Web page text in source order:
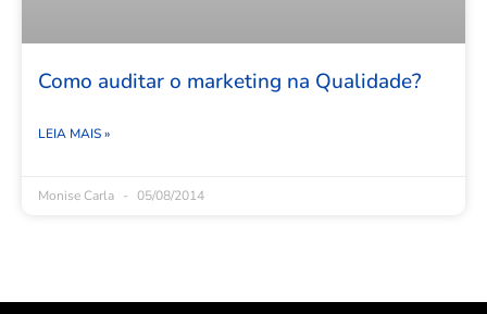
Como auditar o marketing na Qualidade?
LEIA MAIS »
Monise Carla 05/08/2014